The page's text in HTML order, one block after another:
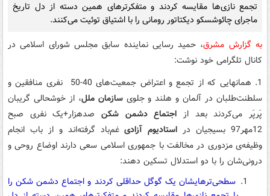
تجمع نازی‌ها مقایسه کردند و متفکرترهای همین دسته از دل تاریخ
ماجرای چائوشسکو دیکتاتور رومانی را با اشتیاق توئیت می‌کنند.
به گزارش مشرق، حمید رسایی نماینده سابق مجلس شورای اسلامی در
کانال تلگرامی خود نوشت:
1. همانهایی که از تجمع و اعتراض جمعیت‌های 40-50 نفری منافقین و
سلطنت‌طلبان در آلمان و هلند و جلویسازمان ملل، از خوشحالی گریبان
پَرپَر می‌کردند بعد از اجتماع دشمن شکن صدهزار+یک نفری صبح
12مهر97 بسیجیان در
استادیوم آزادیغم‌باد گرفته‌اند و از باب انجام
وظیفه‌ی مزدوری در مخالفت با جمهوری اسلامی سعی دارند اوضاع روحی و
درونی‌شان را با دو استدلال تسکین دهند:
سطحی‌ترهایشان یک گوگل حداقلی کردند و اجتماع دشمن شکن را